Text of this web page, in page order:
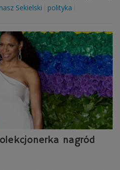
Sekielski
polityka
nagród